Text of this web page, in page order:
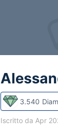
3.540
Iscritto da Apr